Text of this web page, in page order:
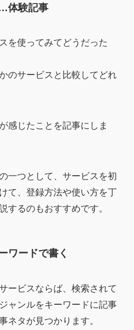
体験記事
を使ってみてどうだった
のサービスと比較してどれ
感じたことを記事にしま
一つとして、サービスを初
て、登録方法や使い方を丁
するのもおすすめです。
ワードで書く
ービスならば、検索されて
ャンルをキーワードに記事
ネタが見つかります。